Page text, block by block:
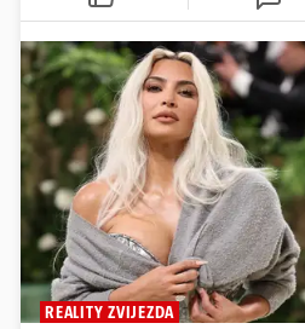
REALITY ZVIJEZDA